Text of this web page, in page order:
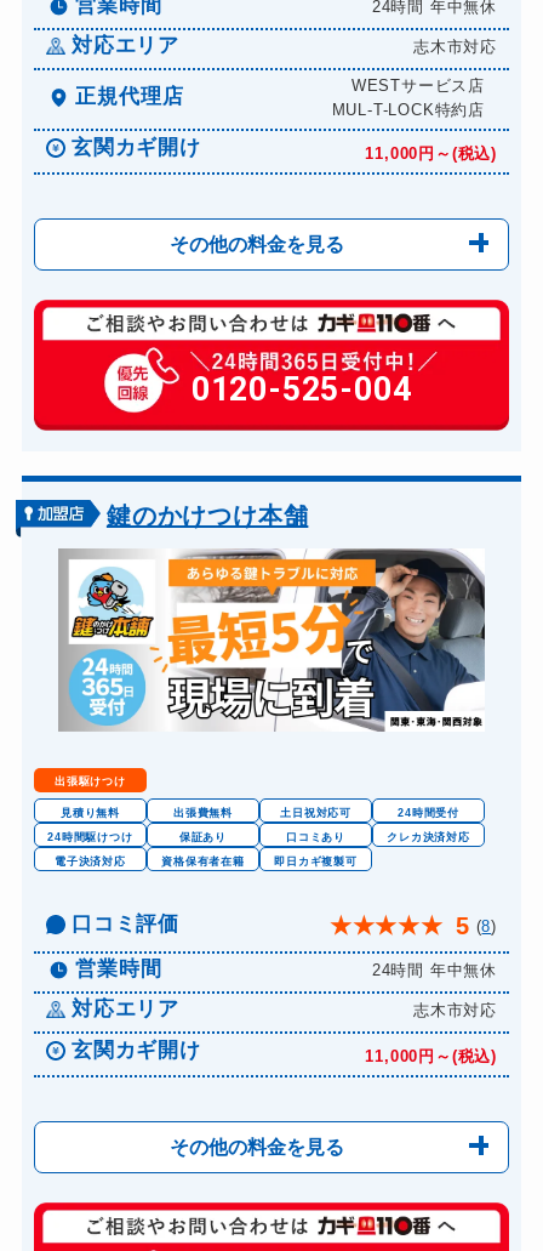
営業時間 24時間 年中無休
対応エリア 志木市対応
正規代理店
WESTサービス店
MUL-T-LOCK特約店
玄関カギ開け 11,000円～(税込)
その他の料金を見る
玄関カギ修理 6,600円～(税込)
玄関カギ作成 14,300円～(税込)
玄関カギ交換 14,300円～(税込)
バイクカギ開け
バイクカギ作成 16,500円～(税込)
スーツケースカギ開け 8,800円～(税込)
スーツケースカギ作成 8,800円～(税込)
金庫カギ開け 14,300円～(税込)
金庫カギ修理 11,000円～(税込)
金庫カギ交換
ロッカーカギ開け 8,800円～(税込)
ドアノブカギ開け 10,780円～(税込)
ドアノブカギ交換 11,000円～(税込)
0120-525-004
鍵のかけつけ本舗
出張駆けつけ
見積り無料 出張費無料 土日祝対応可
24時間受付
24時間駆けつけ
保証あり 口コミあり
クレカ決済対応
電子決済対応
資格保有者在籍 即日カギ複製可
口コミ評価 ★★★★★ 5 (8)
営業時間 24時間 年中無休
対応エリア 志木市対応
玄関カギ開け 11,000円～(税込)
その他の料金を見る
玄関カギ修理 6,600円～(税込)